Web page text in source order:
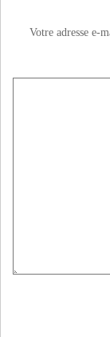
Votre adresse e-